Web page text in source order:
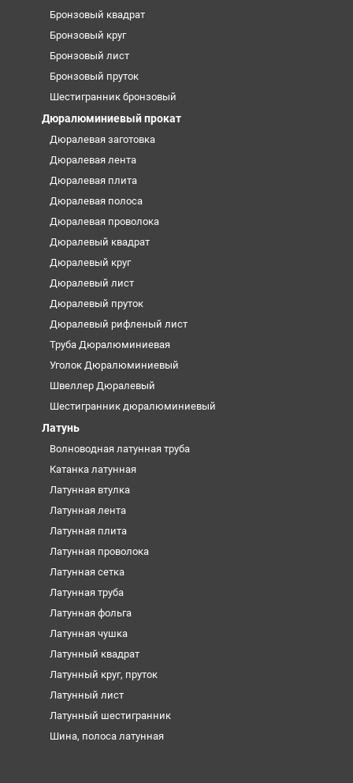
Бронзовый квадрат
Бронзовый круг
Бронзовый лист
Бронзовый пруток
Шестигранник бронзовый
Дюралюминиевый прокат
Дюралевая заготовка
Дюралевая лента
Дюралевая плита
Дюралевая полоса
Дюралевая проволока
Дюралевый квадрат
Дюралевый круг
Дюралевый лист
Дюралевый пруток
Дюралевый рифленый лист
Труба Дюралюминиевая
Уголок Дюралюминиевый
Швеллер Дюралевый
Шестигранник дюралюминиевый
Латунь
Волноводная латунная труба
Катанка латунная
Латунная втулка
Латунная лента
Латунная плита
Латунная проволока
Латунная сетка
Латунная труба
Латунная фольга
Латунная чушка
Латунный квадрат
Латунный круг, пруток
Латунный лист
Латунный шестигранник
Шина, полоса латунная